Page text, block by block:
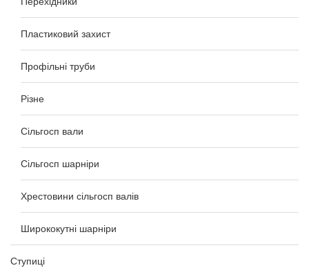
Пластиковий захист
Профільні труби
Різне
Сільгосп вали
Сільгосп шарніри
Хрестовини сільгосп валів
Ширококутні шарніри
Ступиці